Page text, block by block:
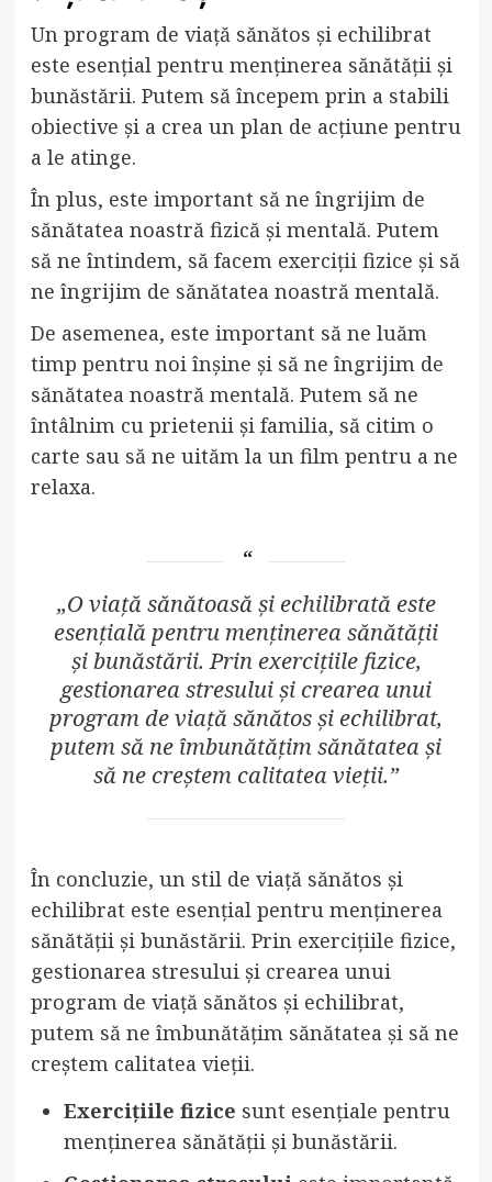
Un program de viață sănătos și echilibrat
este esențial pentru menținerea sănătății și
bunăstării. Putem să începem prin a stabili
obiective și a crea un plan de acțiune pentru
a le atinge.
În plus, este important să ne îngrijim de
sănătatea noastră fizică și mentală. Putem
să ne întindem, să facem exerciții fizice și să
ne îngrijim de sănătatea noastră mentală.
De asemenea, este important să ne luăm
timp pentru noi înșine și să ne îngrijim de
sănătatea noastră mentală. Putem să ne
întâlnim cu prietenii și familia, să citim o
carte sau să ne uităm la un film pentru a ne
relaxa.
„O viață sănătoasă și echilibrată este
esențială pentru menținerea sănătății
și bunăstării. Prin exercițiile fizice,
gestionarea stresului și crearea unui
program de viață sănătos și echilibrat,
putem să ne îmbunătățim sănătatea și
să ne creștem calitatea vieții.”
În concluzie, un stil de viață sănătos și
echilibrat este esențial pentru menținerea
sănătății și bunăstării. Prin exercițiile fizice,
gestionarea stresului și crearea unui
program de viață sănătos și echilibrat,
putem să ne îmbunătățim sănătatea și să ne
creștem calitatea vieții.
Exercițiile fizice sunt esențiale pentru
menținerea sănătății și bunăstării.